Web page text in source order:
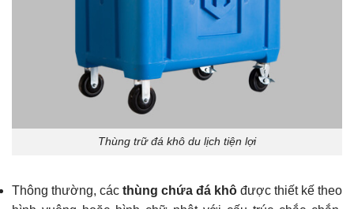
Thùng trữ đá khô du lịch tiện lợi
Thông thường, các thùng chứa đá khô được thiết kế theo